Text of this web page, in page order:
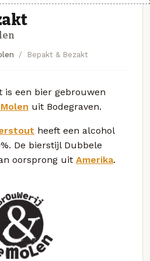
Bepakt & Bezakt
is een bier gebrouwen
uit Bodegraven.
heeft een alcohol
De bierstijl Dubbele
oorsprong uit Amerika.